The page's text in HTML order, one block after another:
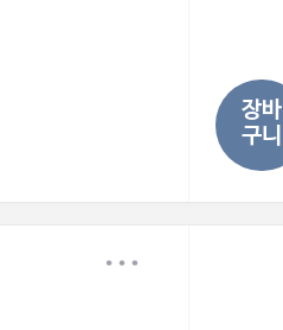
장바
구니